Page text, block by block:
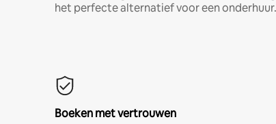
het perfecte alternatief voor een onderhuur.
Boeken met vertrouwen